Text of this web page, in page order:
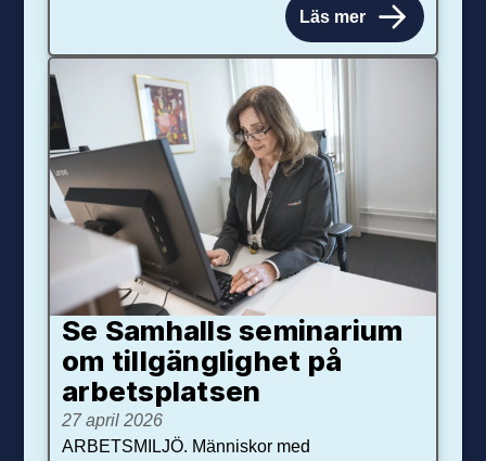
Läs mer
Se Samhalls seminarium
om tillgänglighet på
arbetsplatsen
27 april 2026
ARBETSMILJÖ. Människor med